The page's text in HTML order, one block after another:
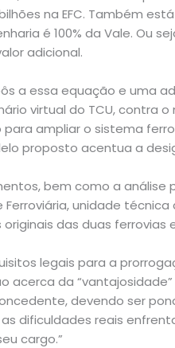
na EFC. Também
é 100% da Vale. Ou
adicional.
a essa equação e uma
virtual do TCU, contra
ampliar o sistema
proposto acentua a
bem como a análise
Ferroviária, unidade
das duas ferrovias
legais para a
acerca da
devendo ser
dificuldades reais
cargo.”